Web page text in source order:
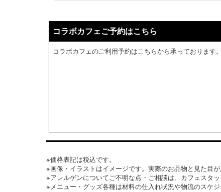
コラボカフェご予約はこちら
コラボカフェのご利用予約はこちらから承っております。
※価格表記は税込です。
※画像・イラストはイメージです。実際のお品物と見た目が
※アレルゲンについてご不明な点・ご相談は、カフェスタッ
※メニュー・グッズ各種は材料の仕入れ状況や物流のスケ